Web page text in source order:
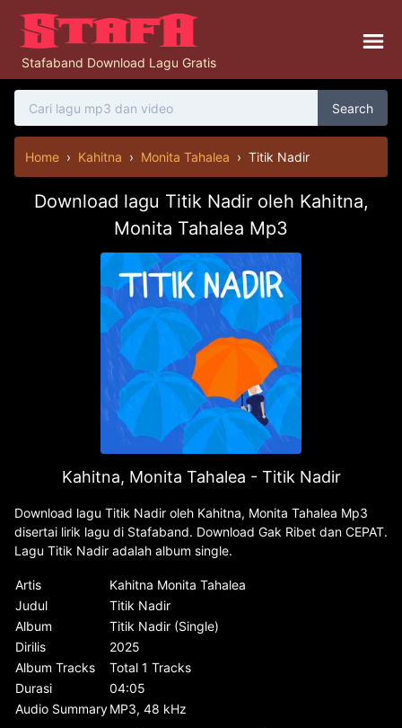
Stafaband Download Lagu Gratis
Search
Home › Kahitna › Monita Tahalea › Titik Nadir
Download lagu Titik Nadir oleh Kahitna,
Monita Tahalea Mp3
Kahitna, Monita Tahalea - Titik Nadir
Download lagu Titik Nadir oleh Kahitna, Monita Tahalea Mp3
disertai lirik lagu di Stafaband. Download Gak Ribet dan CEPAT.
Lagu Titik Nadir adalah album single.
Artis
Kahitna Monita Tahalea
Judul
Titik Nadir
Album
Titik Nadir (Single)
Dirilis
2025
Album Tracks
Total 1 Tracks
Durasi
04:05
Audio SummaryMP3, 48 kHz